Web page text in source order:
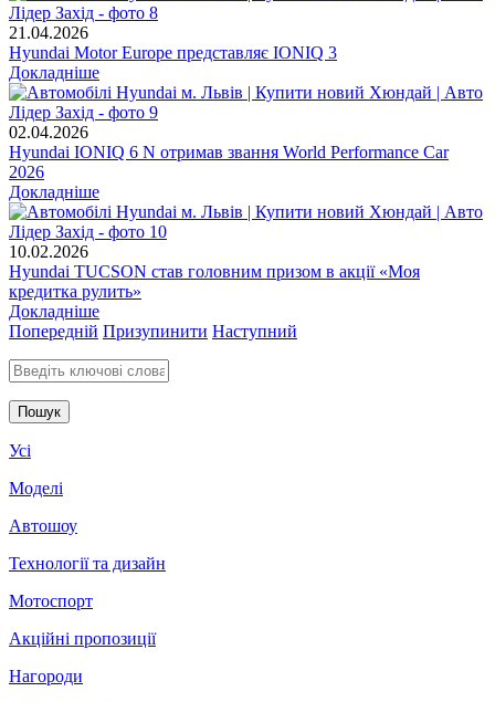
21.04.2026
Hyundai Motor Europe представляє IONIQ 3
Докладніше
02.04.2026
Hyundai IONIQ 6 N отримав звання World Performance Car
2026
Докладніше
10.02.2026
Hyundai TUCSON став головним призом в акції «Моя
кредитка рулить»
Докладніше
Попередній Призупинити Наступний
Введіть ключові слова для пошуку
Усі
Моделі
Автошоу
Технології та дизайн
Мотоспорт
Акційні пропозиції
Нагороди